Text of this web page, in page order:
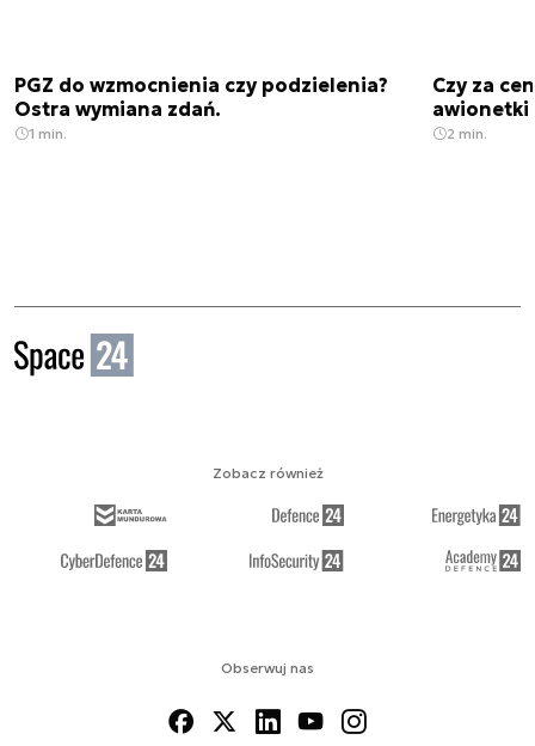
PGZ do wzmocnienia czy podzielenia?
Ostra wymiana zdań.
1 min.
Czy za
awionetki
2 min.
Obserwuj nas
Zobacz również